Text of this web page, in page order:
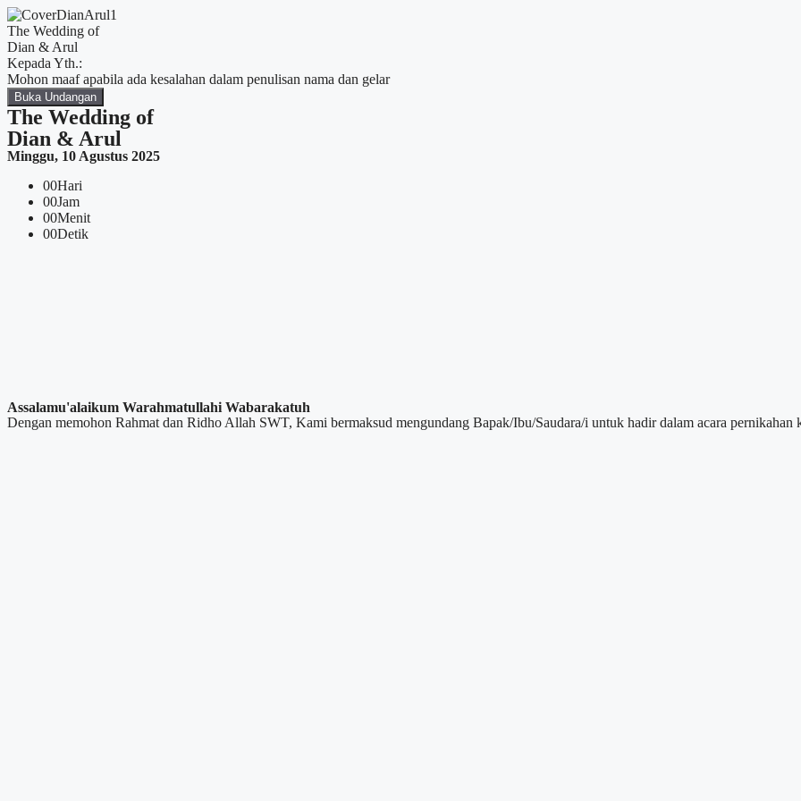
The Wedding of
Dian & Arul
Kepada Yth.:
Mohon maaf apabila ada kesalahan dalam penulisan nama dan gelar
Buka Undangan
The Wedding of
Dian & Arul
Minggu, 10 Agustus 2025
00Hari
00Jam
00Menit
00Detik
Assalamu'alaikum Warahmatullahi Wabarakatuh​
Dengan memohon Rahmat dan Ridho Allah SWT, Kami bermaksud mengundang Bapak/Ibu/Saudara/i untuk hadir dalam acara pernikahan